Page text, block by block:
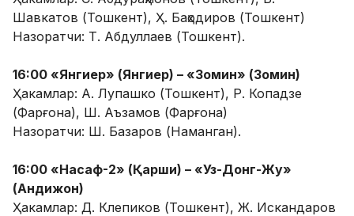
Шавкатов (Тошкент), Ҳ. Баҳодиров (Тошкент)
Назоратчи: Т. Абдуллаев (Тошкент).
16:00 «Янгиер» (Янгиер) – «Зомин» (Зомин)
Ҳакамлар: А. Лупашко (Тошкент), Р. Копадзе
(Фарғона), Ш. Аъзамов (Фарғона)
Назоратчи: Ш. Базаров (Наманган).
16:00 «Насаф-2» (Қарши) – «Уз-Донг-Жу»
(Андижон)
Ҳакамлар: Д. Клепиков (Тошкент), Ж. Искандаров